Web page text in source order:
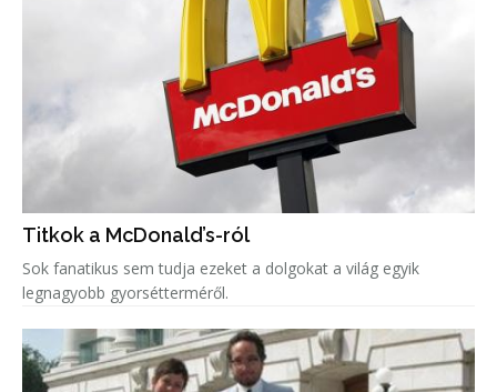
Titkok a McDonald’s-ról
Sok fanatikus sem tudja ezeket a dolgokat a világ egyik
legnagyobb gyorsétterméről.